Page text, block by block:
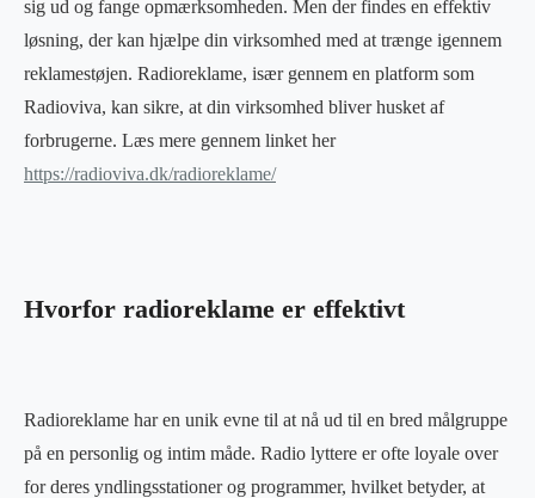
sig ud og fange opmærksomheden. Men der findes en effektiv
løsning, der kan hjælpe din virksomhed med at trænge igennem
reklamestøjen. Radioreklame, især gennem en platform som
Radioviva, kan sikre, at din virksomhed bliver husket af
forbrugerne. Læs mere gennem linket her
https://radioviva.dk/radioreklame/
Hvorfor radioreklame er effektivt
Radioreklame har en unik evne til at nå ud til en bred målgruppe
på en personlig og intim måde. Radio lyttere er ofte loyale over
for deres yndlingsstationer og programmer, hvilket betyder, at